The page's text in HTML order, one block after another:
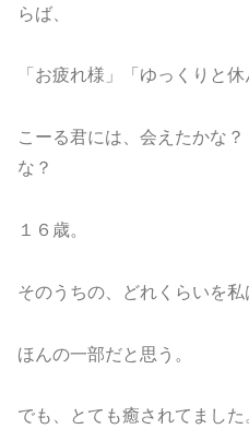
らば、
「お疲れ様」「ゆっくりと休
こーる君には、会えたかな
な？
１６歳。
そのうちの、どれくらいを私
ほんの一部だと思う。
でも、とても癒されてました